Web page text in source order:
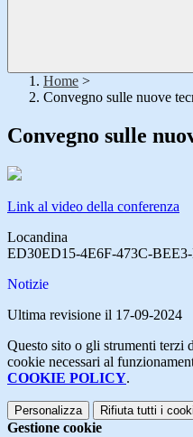
Home >
Convegno sulle nuove
Convegno sulle
Link al video della conferenza
Locandina
ED30ED15-4E6F-473C-
Notizie
Ultima revisione il 17-09-2024
Questo sito o gli strumenti terzi
cookie necessari al
COOKIE POLICY.
Personalizza Rifiuta tutti i
Gestione cookie